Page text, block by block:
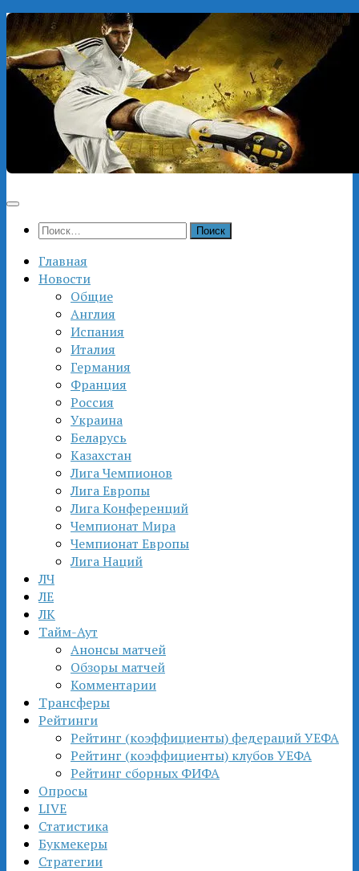
Перейти
к
содержимому
Найти:
Главная
Новости
Общие
Англия
Испания
Италия
Германия
Франция
Россия
Украина
Беларусь
Казахстан
Лига Чемпионов
Лига Европы
Лига Конференций
Чемпионат Мира
Чемпионат Европы
Лига Наций
ЛЧ
ЛЕ
ЛК
Тайм-Аут
Анонсы матчей
Обзоры матчей
Комментарии
Трансферы
Рейтинги
Рейтинг (коэффициенты) федераций УЕФА
Рейтинг (коэффициенты) клубов УЕФА
Рейтинг сборных ФИФА
Опросы
LIVE
Статистика
Букмекеры
Стратегии